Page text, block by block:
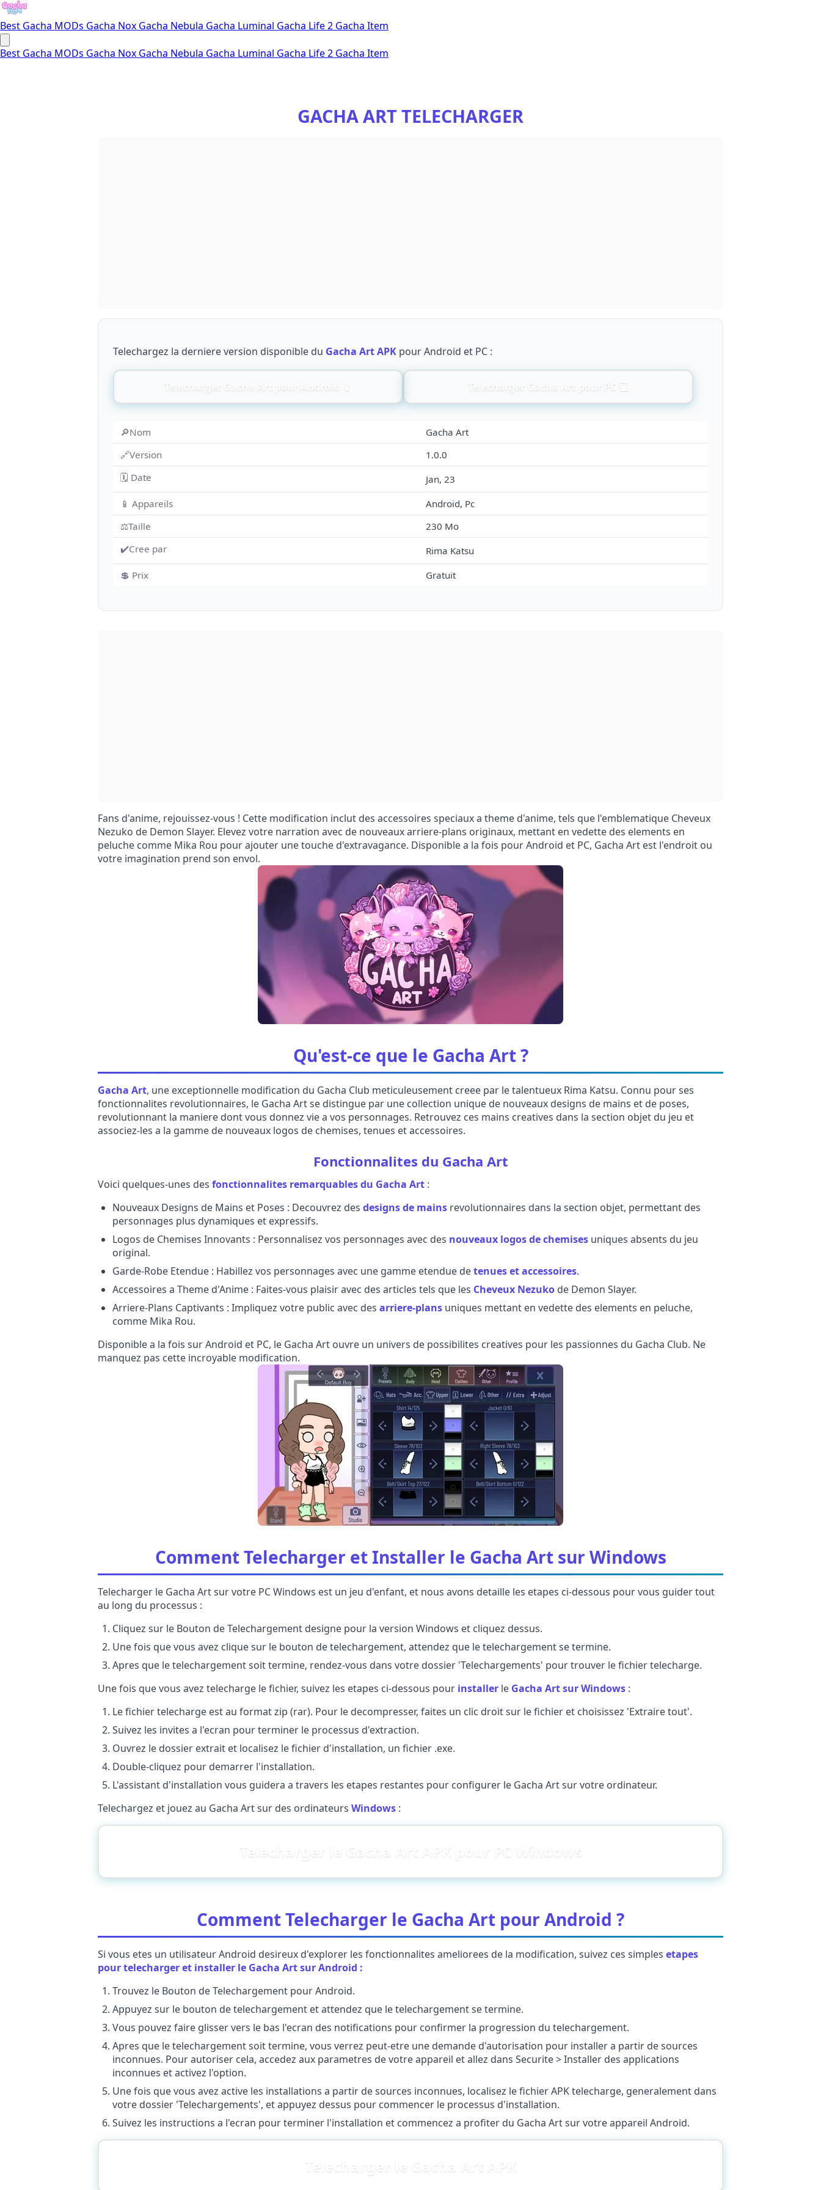
Best Gacha MODs Gacha Nox Gacha Nebula Gacha Luminal Gacha Life 2 Gacha Item
Best Gacha MODs Gacha Nox Gacha Nebula Gacha Luminal Gacha Life 2 Gacha Item
GACHA ART TELECHARGER
Telechargez la derniere version disponible du Gacha Art APK pour Android et PC :
Telecharger Gacha Art pour Android 📱 Telecharger Gacha Art pour PC 💻
🔎Nom
Gacha Art
🔗Version
1.0.0
🗓 Date
Jan, 23
📱 Appareils
Android, Pc
⚖️Taille
230 Mo
✔️Cree par
Rima Katsu
💲 Prix
Gratuit
Fans d'anime, rejouissez-vous ! Cette modification inclut des accessoires speciaux a theme d'anime, tels que l'emblematique Cheveux
Nezuko de Demon Slayer. Elevez votre narration avec de nouveaux arriere-plans originaux, mettant en vedette des elements en
peluche comme Mika Rou pour ajouter une touche d'extravagance. Disponible a la fois pour Android et PC, Gacha Art est l'endroit ou
votre imagination prend son envol.
Qu'est-ce que le Gacha Art ?
Gacha Art, une exceptionnelle modification du Gacha Club meticuleusement creee par le talentueux Rima Katsu. Connu pour ses
fonctionnalites revolutionnaires, le Gacha Art se distingue par une collection unique de nouveaux designs de mains et de poses,
revolutionnant la maniere dont vous donnez vie a vos personnages. Retrouvez ces mains creatives dans la section objet du jeu et
associez-les a la gamme de nouveaux logos de chemises, tenues et accessoires.
Fonctionnalites du Gacha Art
Voici quelques-unes des fonctionnalites remarquables du Gacha Art :
Nouveaux Designs de Mains et Poses : Decouvrez des designs de mains revolutionnaires dans la section objet, permettant des
personnages plus dynamiques et expressifs.
Logos de Chemises Innovants : Personnalisez vos personnages avec des nouveaux logos de chemises uniques absents du jeu
original.
Garde-Robe Etendue : Habillez vos personnages avec une gamme etendue detenues et accessoires.
Accessoires a Theme d'Anime : Faites-vous plaisir avec des articles tels que les Cheveux Nezuko de Demon Slayer.
Arriere-Plans Captivants : Impliquez votre public avec des arriere-plans uniques mettant en vedette des elements en peluche,
comme Mika Rou.
Disponible a la fois sur Android et PC, le Gacha Art ouvre un univers de possibilites creatives pour les passionnes du Gacha Club. Ne
manquez pas cette incroyable modification.
Comment Telecharger et Installer le Gacha Art sur Windows
Telecharger le Gacha Art sur votre PC Windows est un jeu d'enfant, et nous avons detaille les etapes ci-dessous pour vous guider tout
au long du processus :
Cliquez sur le Bouton de Telechargement designe pour la version Windows et cliquez dessus.
Une fois que vous avez clique sur le bouton de telechargement, attendez que le telechargement se termine.
Apres que le telechargement soit termine, rendez-vous dans votre dossier 'Telechargements' pour trouver le fichier telecharge.
Une fois que vous avez telecharge le fichier, suivez les etapes ci-dessous pour installer le Gacha Art sur Windows :
Le fichier telecharge est au format zip (rar). Pour le decompresser, faites un clic droit sur le fichier et choisissez 'Extraire tout'.
Suivez les invites a l'ecran pour terminer le processus d'extraction.
Ouvrez le dossier extrait et localisez le fichier d'installation, un fichier .exe.
Double-cliquez pour demarrer l'installation.
L'assistant d'installation vous guidera a travers les etapes restantes pour configurer le Gacha Art sur votre ordinateur.
Telechargez et jouez au Gacha Art sur des ordinateurs Windows :
Telecharger le Gacha Art APK pour PC Windows
Comment Telecharger le Gacha Art pour Android ?
Si vous etes un utilisateur Android desireux d'explorer les fonctionnalites ameliorees de la modification, suivez ces simples etapes
pour telecharger et installer le Gacha Art sur Android :
Trouvez le Bouton de Telechargement pour Android.
Appuyez sur le bouton de telechargement et attendez que le telechargement se termine.
Vous pouvez faire glisser vers le bas l'ecran des notifications pour confirmer la progression du telechargement.
Apres que le telechargement soit termine, vous verrez peut-etre une demande d'autorisation pour installer a partir de sources
inconnues. Pour autoriser cela, accedez aux parametres de votre appareil et allez dans Securite > Installer des applications
inconnues et activez l'option.
Une fois que vous avez active les installations a partir de sources inconnues, localisez le fichier APK telecharge, generalement dans
votre dossier 'Telechargements', et appuyez dessus pour commencer le processus d'installation.
Suivez les instructions a l'ecran pour terminer l'installation et commencez a profiter du Gacha Art sur votre appareil Android.
Telecharger le Gacha Art APK